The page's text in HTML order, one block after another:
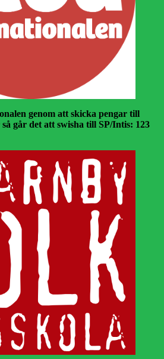
genom att skicka pengar till
går det att swisha till SP/Intis: 123